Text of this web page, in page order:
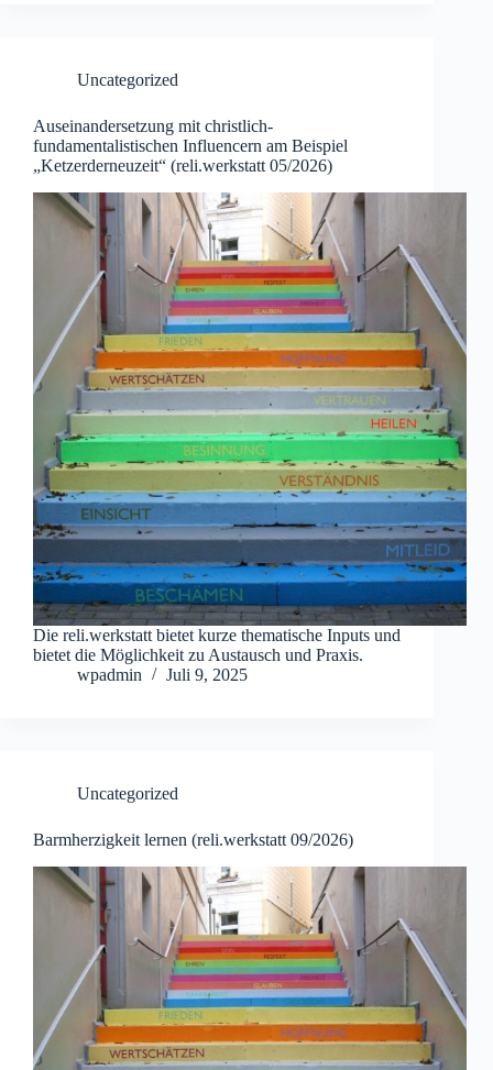
Uncategorized
Auseinandersetzung mit christlich-
fundamentalistischen Influencern am Beispiel
„Ketzerderneuzeit“ (reli.werkstatt 05/2026)
Die reli.werkstatt bietet kurze thematische Inputs und
bietet die Möglichkeit zu Austausch und Praxis.
wpadmin
Juli 9, 2025
Uncategorized
Barmherzigkeit lernen (reli.werkstatt 09/2026)